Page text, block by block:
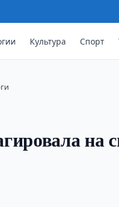
Культура Спорт
на